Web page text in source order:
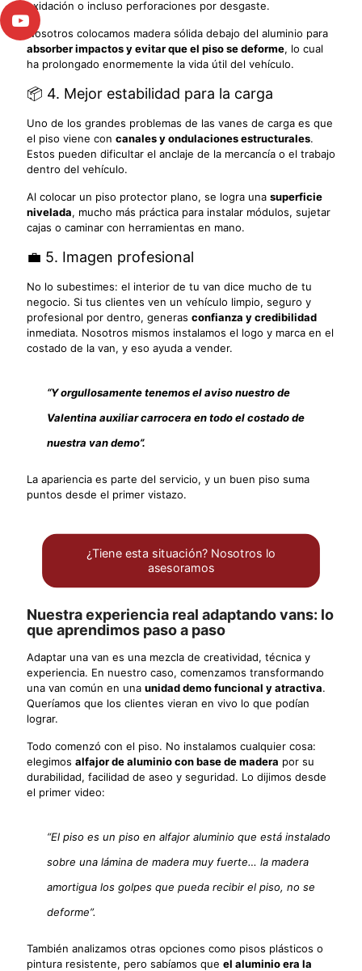
oxidación o incluso perforaciones por desgaste.
Nosotros colocamos madera sólida debajo del aluminio para
absorber impactos y evitar que el piso se deforme, lo cual
ha prolongado enormemente la vida útil del vehículo.
📦 4. Mejor estabilidad para la carga
Uno de los grandes problemas de las vanes de carga es que
el piso viene con canales y ondulaciones estructurales.
Estos pueden dificultar el anclaje de la mercancía o el trabajo
dentro del vehículo.
Al colocar un piso protector plano, se logra una superficie
nivelada, mucho más práctica para instalar módulos, sujetar
cajas o caminar con herramientas en mano.
💼 5. Imagen profesional
No lo subestimes: el interior de tu van dice mucho de tu
negocio. Si tus clientes ven un vehículo limpio, seguro y
profesional por dentro, generas confianza y credibilidad
inmediata. Nosotros mismos instalamos el logo y marca en el
costado de la van, y eso ayuda a vender.
“Y orgullosamente tenemos el aviso nuestro de
Valentina auxiliar carrocera en todo el costado de
nuestra van demo”.
La apariencia es parte del servicio, y un buen piso suma
puntos desde el primer vistazo.
¿Tiene esta situación? Nosotros lo
asesoramos
Nuestra experiencia real adaptando vans: lo
que aprendimos paso a paso
Adaptar una van es una mezcla de creatividad, técnica y
experiencia. En nuestro caso, comenzamos transformando
una van común en una unidad demo funcional y atractiva.
Queríamos que los clientes vieran en vivo lo que podían
lograr.
Todo comenzó con el piso. No instalamos cualquier cosa:
elegimos alfajor de aluminio con base de madera por su
durabilidad, facilidad de aseo y seguridad. Lo dijimos desde
el primer video:
“El piso es un piso en alfajor aluminio que está instalado
sobre una lámina de madera muy fuerte… la madera
amortigua los golpes que pueda recibir el piso, no se
deforme”.
También analizamos otras opciones como pisos plásticos o
pintura resistente, pero sabíamos que el aluminio era la